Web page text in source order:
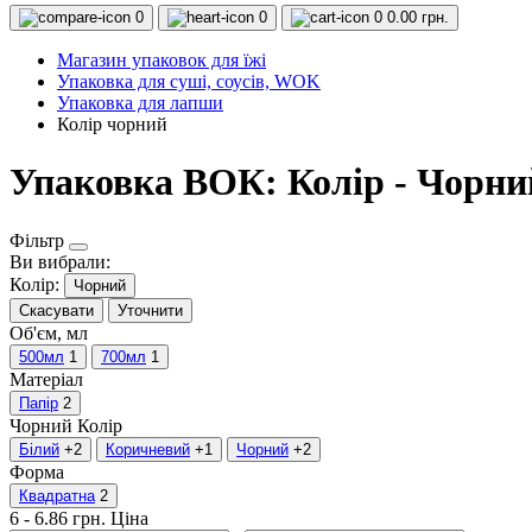
0 0 0 0.00 грн.
Магазин упаковок для їжі
Упаковка для суші, соусів, WOK
Упаковка для лапши
Колір чорний
Упаковка ВОК: Колір -
Фільтр
Ви вибрали:
Колір:
Чорний
Скасувати
Уточнити
Об'єм, мл
500мл 1 700мл 1
Матеріал
Папір 2
Чорний Колір
Білий +2 Коричневий +1 Чорний +2
Форма
Квадратна 2
6 - 6.86 грн. Ціна